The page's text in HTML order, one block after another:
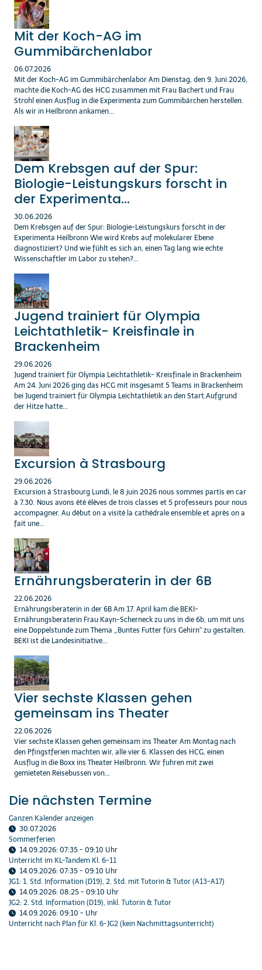
Mit der Koch-AG im
Gummibärchenlabor
06.07.2026
Mit der Koch-AG im Gummibärchenlabor Am Dienstag, den 9. Juni 2026,
machte die Koch-AG des HCG zusammen mit Frau Bachert und Frau
Strohl einen Ausflug in die Experimenta zum Gummibärchen herstellen.
Als wir in Heilbronn ankamen...
Dem Krebsgen auf der Spur:
Biologie-Leistungskurs forscht in
der Experimenta...
30.06.2026
Dem Krebsgen auf der Spur: Biologie-Leistungskurs forscht in der
Experimenta Heilbronn Wie wird Krebs auf molekularer Ebene
diagnostiziert? Und wie fühlt es sich an, einen Tag lang wie echte
Wissenschaftler im Labor zu stehen?...
Jugend trainiert für Olympia
Leichtathletik- Kreisfinale in
Brackenheim
29.06.2026
Jugend trainiert für Olympia Leichtathletik- Kreisfinale in Brackenheim
Am 24. Juni 2026 ging das HCG mit insgesamt 5 Teams in Brackenheim
bei Jugend trainiert für Olympia Leichtathletik an den Start.Aufgrund
der Hitze hatte...
Excursion à Strasbourg
29.06.2026
Excursion à Strasbourg Lundi, le 8 juin 2026 nous sommes partis en car
à 7.30. Nous avons été élèves de trois classes et 5 professeurs pour nous
accompagner. Au début on a visité la cathédrale ensemble et après on a
fait une...
Ernährungsberaterin in der 6B
22.06.2026
Ernährungsberaterin in der 6B Am 17. April kam die BEKI-
Ernährungsberaterin Frau Kayn-Scherneck zu uns in die 6b, um mit uns
eine Doppelstunde zum Thema „Buntes Futter fürs Gehirn“ zu gestalten.
BEKI ist die Landesinitiative...
Vier sechste Klassen gehen
gemeinsam ins Theater
22.06.2026
Vier sechste Klassen gehen gemeinsam ins Theater Am Montag nach
den Pfingstferien machten wir, alle vier 6. Klassen des HCG, einen
Ausflug in die Boxx ins Theater Heilbronn. Wir fuhren mit zwei
gemieteten Reisebussen von...
Die nächsten Termine
Ganzen Kalender anzeigen
30.07.2026
Sommerferien
14.09.2026: 07:35 - 09:10 Uhr
Unterricht im KL-Tandem Kl. 6-11
14.09.2026: 07:35 - 09:10 Uhr
JG1: 1. Std. Information (D19), 2. Std. mit Tutorin & Tutor (A13-A17)
14.09.2026: 08:25 - 09:10 Uhr
JG2: 2. Std. Information (D19), inkl. Tutorin & Tutor
14.09.2026: 09:10 - Uhr
Unterricht nach Plan für Kl. 6-JG2 (kein Nachmittagsunterricht)